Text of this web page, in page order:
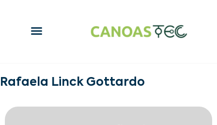
Rafaela Linck Gottardo